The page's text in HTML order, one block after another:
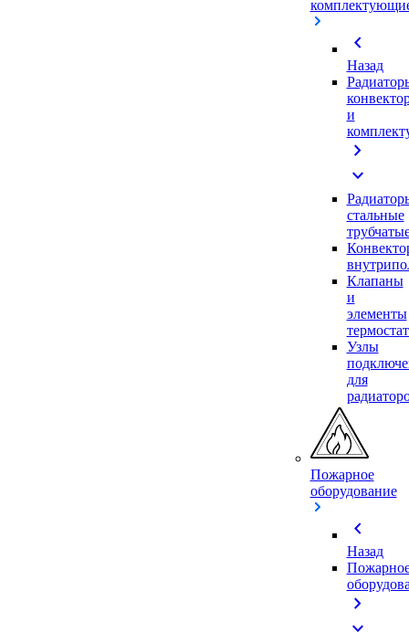
chevron_left
Назад
и
chevron_right
expand_more
стальные
Клапаны
и
элементы
Узлы
для
Пожарное
оборудование
chevron_left
Назад
chevron_right
expand_more